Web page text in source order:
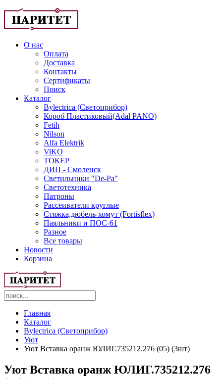
О нас
Оплата
Доставка
Контакты
Сертификаты
Поиск
Каталог
Bylectrica (Светоприбор)
Короб Пластиковый(Adal PANO)
Fetih
Nilson
Alfa Elektrik
ViKO
ТОКЕР
ДИП - Смоленск
Светильники "De-Pa"
Светотехника
Патроны
Рассеиватели круглые
Стяжка,дюбель-хомут (Fortisflex)
Паяльники и ПОС-61
Разное
Все товары
Новости
Корзина
Главная
Каталог
Bylectrica (Светоприбор)
Уют
Уют Вставка оранж ЮЛИГ.735212.276 (05) (3шт)
Уют Вставка оранж ЮЛИГ.735212.276